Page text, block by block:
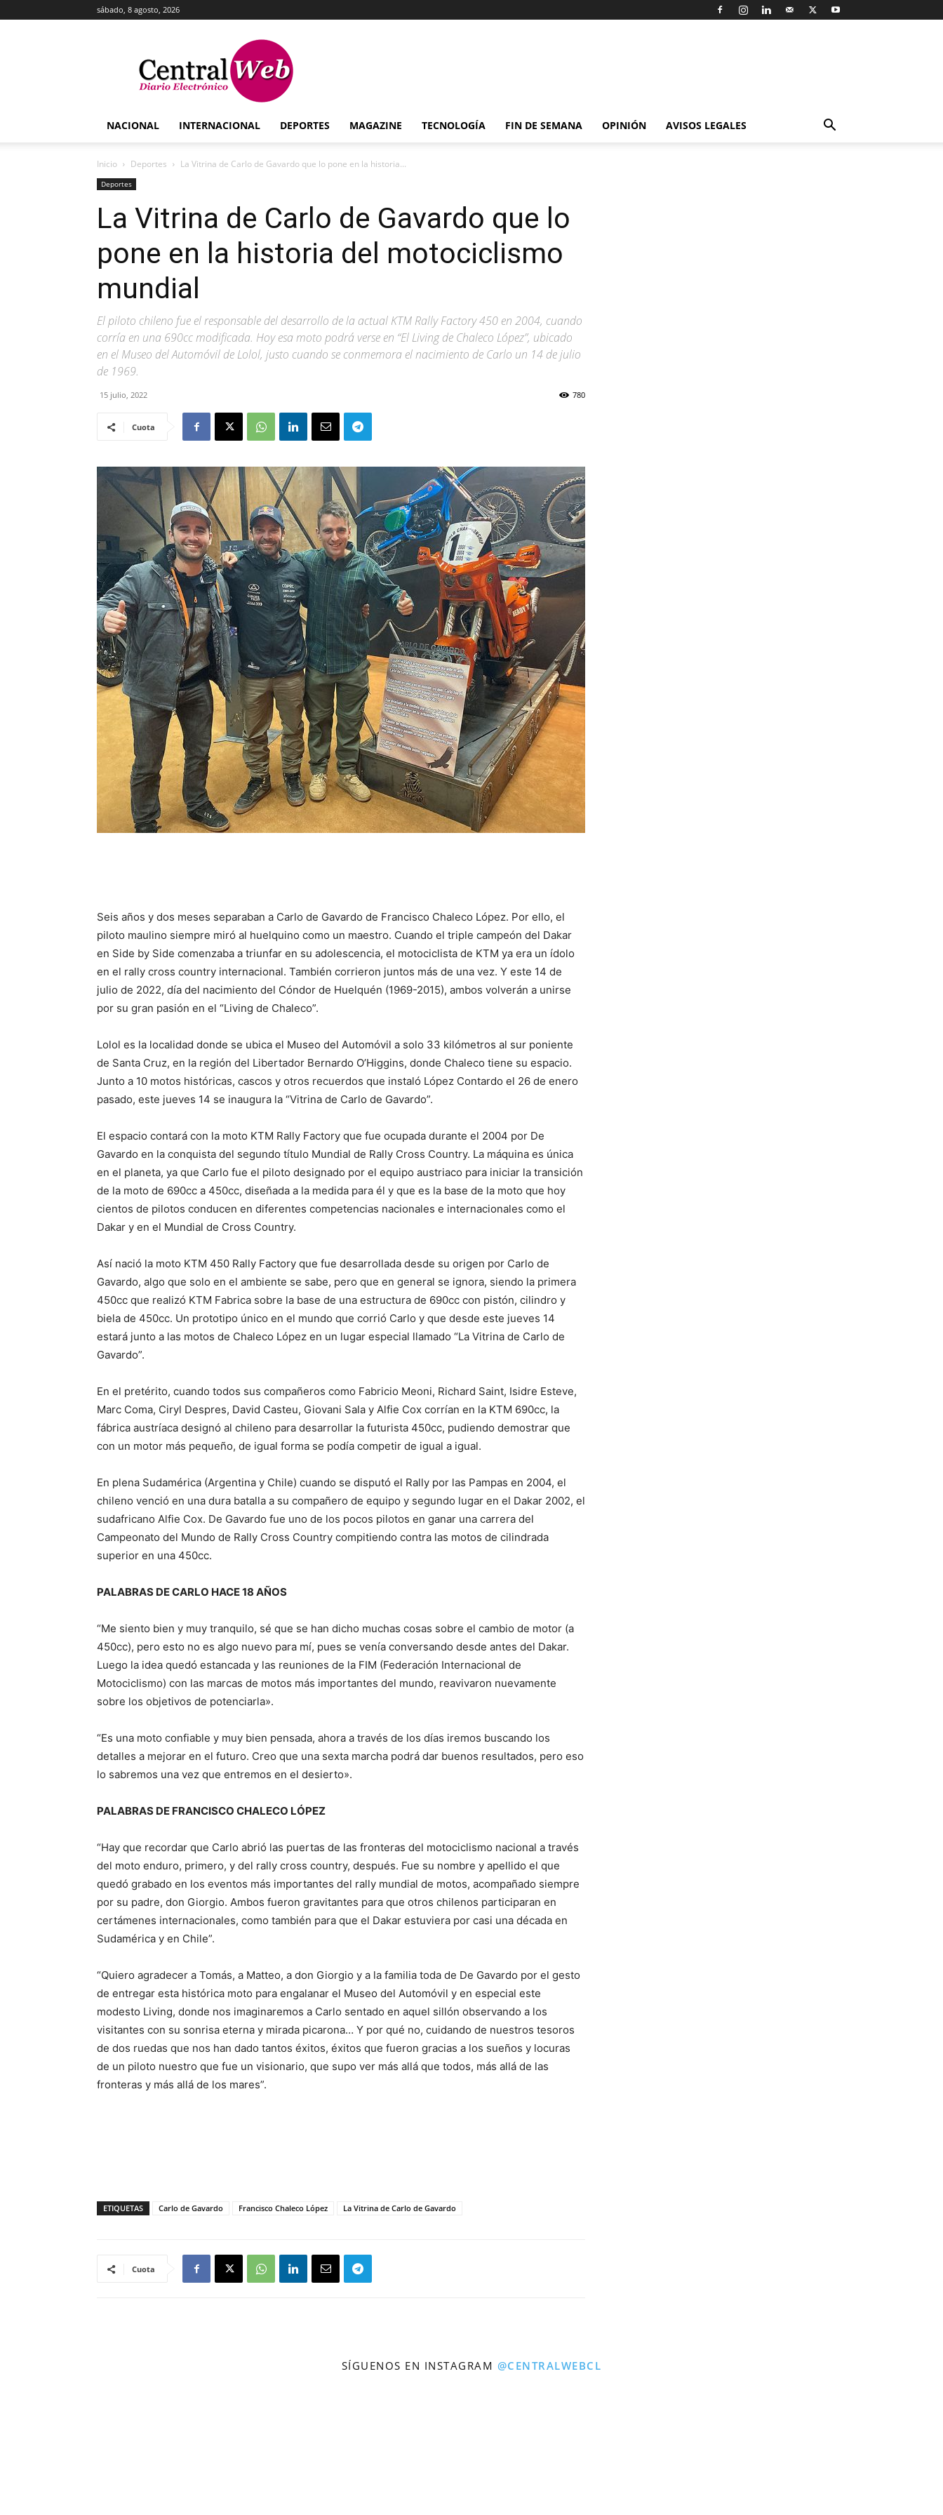
sábado, 8 agosto, 2026
Central
Web
NACIONAL INTERNACIONAL DEPORTES MAGAZINE TECNOLOGÍA FIN DE SEMANA OPINIÓN AVISOS LEGALES
Inicio Deportes La Vitrina de Carlo de Gavardo que lo pone en la historia...
Deportes
La Vitrina de Carlo de Gavardo que lo
pone en la historia del motociclismo
mundial
El piloto chileno fue el responsable del desarrollo de la actual KTM Rally Factory 450 en 2004, cuando
corría en una 690cc modificada. Hoy esa moto podrá verse en “El Living de Chaleco López”, ubicado
en el Museo del Automóvil de Lolol, justo cuando se conmemora el nacimiento de Carlo un 14 de julio
de 1969.
15 julio, 2022 780
Cuota
Seis años y dos meses separaban a Carlo de Gavardo de Francisco Chaleco López. Por ello, el
piloto maulino siempre miró al huelquino como un maestro. Cuando el triple campeón del Dakar
en Side by Side comenzaba a triunfar en su adolescencia, el motociclista de KTM ya era un ídolo
en el rally cross country internacional. También corrieron juntos más de una vez. Y este 14 de
julio de 2022, día del nacimiento del Cóndor de Huelquén (1969-2015), ambos volverán a unirse
por su gran pasión en el “Living de Chaleco”.
Lolol es la localidad donde se ubica el Museo del Automóvil a solo 33 kilómetros al sur poniente
de Santa Cruz, en la región del Libertador Bernardo O’Higgins, donde Chaleco tiene su espacio.
Junto a 10 motos históricas, cascos y otros recuerdos que instaló López Contardo el 26 de enero
pasado, este jueves 14 se inaugura la “Vitrina de Carlo de Gavardo”.
El espacio contará con la moto KTM Rally Factory que fue ocupada durante el 2004 por De
Gavardo en la conquista del segundo título Mundial de Rally Cross Country. La máquina es única
en el planeta, ya que Carlo fue el piloto designado por el equipo austriaco para iniciar la transición
de la moto de 690cc a 450cc, diseñada a la medida para él y que es la base de la moto que hoy
cientos de pilotos conducen en diferentes competencias nacionales e internacionales como el
Dakar y en el Mundial de Cross Country.
Así nació la moto KTM 450 Rally Factory que fue desarrollada desde su origen por Carlo de
Gavardo, algo que solo en el ambiente se sabe, pero que en general se ignora, siendo la primera
450cc que realizó KTM Fabrica sobre la base de una estructura de 690cc con pistón, cilindro y
biela de 450cc. Un prototipo único en el mundo que corrió Carlo y que desde este jueves 14
estará junto a las motos de Chaleco López en un lugar especial llamado “La Vitrina de Carlo de
Gavardo”.
En el pretérito, cuando todos sus compañeros como Fabricio Meoni, Richard Saint, Isidre Esteve,
Marc Coma, Ciryl Despres, David Casteu, Giovani Sala y Alfie Cox corrían en la KTM 690cc, la
fábrica austríaca designó al chileno para desarrollar la futurista 450cc, pudiendo demostrar que
con un motor más pequeño, de igual forma se podía competir de igual a igual.
En plena Sudamérica (Argentina y Chile) cuando se disputó el Rally por las Pampas en 2004, el
chileno venció en una dura batalla a su compañero de equipo y segundo lugar en el Dakar 2002, el
sudafricano Alfie Cox. De Gavardo fue uno de los pocos pilotos en ganar una carrera del
Campeonato del Mundo de Rally Cross Country compitiendo contra las motos de cilindrada
superior en una 450cc.
PALABRAS DE CARLO HACE 18 AÑOS
“Me siento bien y muy tranquilo, sé que se han dicho muchas cosas sobre el cambio de motor (a
450cc), pero esto no es algo nuevo para mí, pues se venía conversando desde antes del Dakar.
Luego la idea quedó estancada y las reuniones de la FIM (Federación Internacional de
Motociclismo) con las marcas de motos más importantes del mundo, reavivaron nuevamente
sobre los objetivos de potenciarla».
“Es una moto confiable y muy bien pensada, ahora a través de los días iremos buscando los
detalles a mejorar en el futuro. Creo que una sexta marcha podrá dar buenos resultados, pero eso
lo sabremos una vez que entremos en el desierto».
PALABRAS DE FRANCISCO CHALECO LÓPEZ
“Hay que recordar que Carlo abrió las puertas de las fronteras del motociclismo nacional a través
del moto enduro, primero, y del rally cross country, después. Fue su nombre y apellido el que
quedó grabado en los eventos más importantes del rally mundial de motos, acompañado siempre
por su padre, don Giorgio. Ambos fueron gravitantes para que otros chilenos participaran en
certámenes internacionales, como también para que el Dakar estuviera por casi una década en
Sudamérica y en Chile”.
“Quiero agradecer a Tomás, a Matteo, a don Giorgio y a la familia toda de De Gavardo por el gesto
de entregar esta histórica moto para engalanar el Museo del Automóvil y en especial este
modesto Living, donde nos imaginaremos a Carlo sentado en aquel sillón observando a los
visitantes con su sonrisa eterna y mirada picarona… Y por qué no, cuidando de nuestros tesoros
de dos ruedas que nos han dado tantos éxitos, éxitos que fueron gracias a los sueños y locuras
de un piloto nuestro que fue un visionario, que supo ver más allá que todos, más allá de las
fronteras y más allá de los mares”.
ETIQUETAS Carlo de Gavardo Francisco Chaleco López La Vitrina de Carlo de Gavardo
Cuota
SÍGUENOS EN INSTAGRAM @CENTRALWEBCL